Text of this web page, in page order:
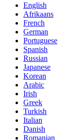
English
Afrikaans
French
German
Portuguese
Spanish
Russian
Japanese
Korean
Arabic
Irish
Greek
Turkish
Italian
Danish
Romanian